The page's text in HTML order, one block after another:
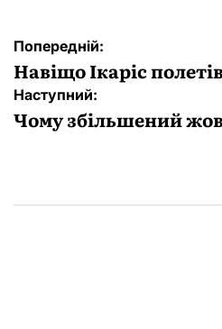
Навігація
записів
Попередній:
Навіщо Ікаріс
Наступний:
Чому збільшений